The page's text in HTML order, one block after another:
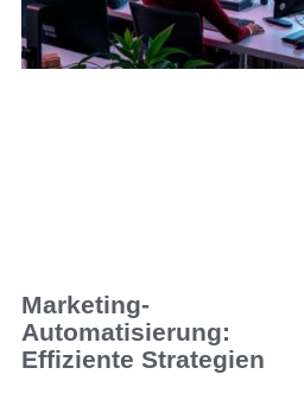
Marketing-
Automatisierung:
Effiziente Strategien